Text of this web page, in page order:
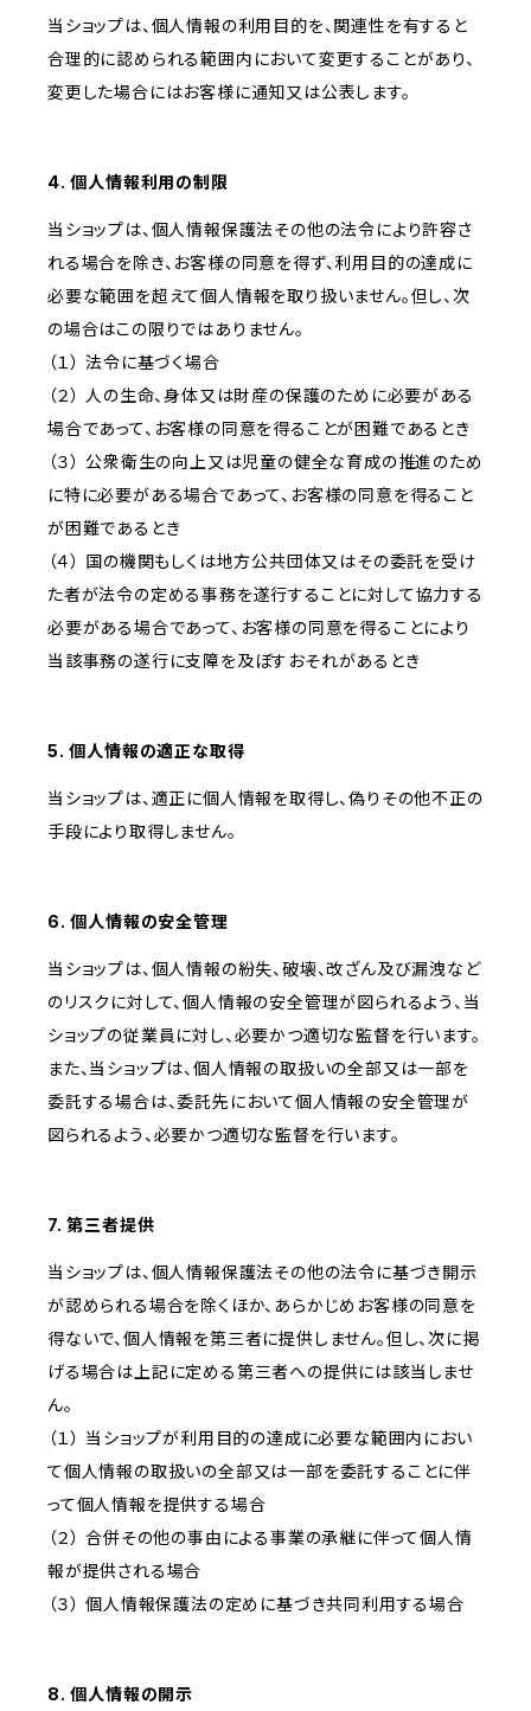
当ショップは、個人情報の利用目的を、関連性を有すると
合理的に認められる範囲内において変更することがあり、
変更した場合にはお客様に通知又は公表します。
4. 個人情報利用の制限
当ショップは、個人情報保護法その他の法令により許容さ
れる場合を除き、お客様の同意を得ず、利用目的の達成に
必要な範囲を超えて個人情報を取り扱いません。但し、次
の場合はこの限りではありません。
（１） 法令に基づく場合
（２） 人の生命、身体又は財産の保護のために必要がある
場合であって、お客様の同意を得ることが困難であるとき
（３） 公衆衛生の向上又は児童の健全な育成の推進のため
に特に必要がある場合であって、お客様の同意を得ること
が困難であるとき
（４） 国の機関もしくは地方公共団体又はその委託を受け
た者が法令の定める事務を遂行することに対して協力する
必要がある場合であって、お客様の同意を得ることにより
当該事務の遂行に支障を及ぼすおそれがあるとき
5. 個人情報の適正な取得
当ショップは、適正に個人情報を取得し、偽りその他不正の
手段により取得しません。
6. 個人情報の安全管理
当ショップは、個人情報の紛失、破壊、改ざん及び漏洩など
のリスクに対して、個人情報の安全管理が図られるよう、当
ショップの従業員に対し、必要かつ適切な監督を行います。
また、当ショップは、個人情報の取扱いの全部又は一部を
委託する場合は、委託先において個人情報の安全管理が
図られるよう、必要かつ適切な監督を行います。
7. 第三者提供
当ショップは、個人情報保護法その他の法令に基づき開示
が認められる場合を除くほか、あらかじめお客様の同意を
得ないで、個人情報を第三者に提供しません。但し、次に掲
げる場合は上記に定める第三者への提供には該当しませ
ん。
（１） 当ショップが利用目的の達成に必要な範囲内におい
て個人情報の取扱いの全部又は一部を委託することに伴
って個人情報を提供する場合
（２） 合併その他の事由による事業の承継に伴って個人情
報が提供される場合
（３） 個人情報保護法の定めに基づき共同利用する場合
8. 個人情報の開示